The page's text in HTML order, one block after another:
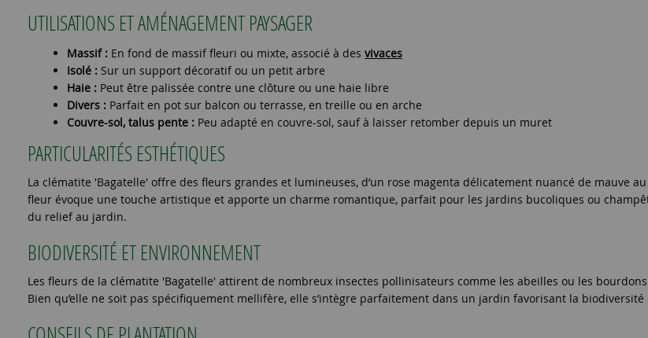
UTILISATIONS ET AMÉNAGEMENT PAYSAGER
Massif : En fond de massif fleuri ou mixte, associé à des vivaces
Isolé : Sur un support décoratif ou un petit arbre
Haie : Peut être palissée contre une clôture ou une haie libre
Divers : Parfait en pot sur balcon ou terrasse, en treille ou en arche
Couvre-sol, talus pente : Peu adapté en couvre-sol, sauf à laisser retomber depuis un muret
PARTICULARITÉS ESTHÉTIQUES
La clématite 'Bagatelle' offre des fleurs grandes et lumineuses, d’un rose magenta délicatement nuancé de mauve
fleur évoque une touche artistique et apporte un charme romantique, parfait pour les jardins bucoliques ou
du relief au jardin.
BIODIVERSITÉ ET ENVIRONNEMENT
Les fleurs de la clématite 'Bagatelle' attirent de nombreux insectes pollinisateurs comme les abeilles ou les
Bien qu’elle ne soit pas spécifiquement mellifère, elle s’intègre parfaitement dans un jardin favorisant la biodiversité